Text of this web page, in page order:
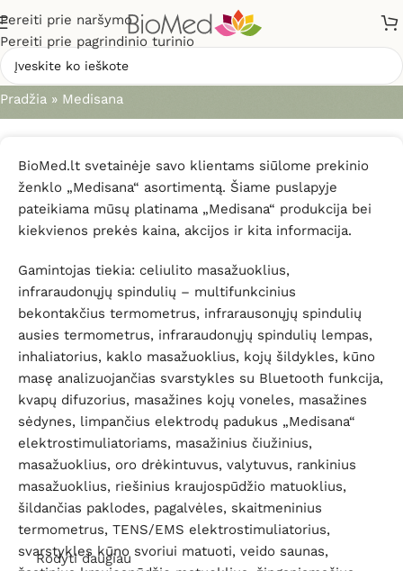
Pereiti prie naršymo
Pereiti prie pagrindinio turinio
Medisana
Pradžia » Medisana
BioMed.lt svetainėje savo klientams siūlome prekinio
ženklo „Medisana“ asortimentą. Šiame puslapyje
pateikiama mūsų platinama „Medisana“ produkcija bei
kiekvienos prekės kaina, akcijos ir kita informacija.
Gamintojas tiekia: celiulito masažuoklius,
infraraudonųjų spindulių – multifunkcinius
bekontakčius termometrus, infrarausonųjų spindulių
ausies termometrus, infraraudonųjų spindulių lempas,
inhaliatorius, kaklo masažuoklius, kojų šildykles, kūno
masę analizuojančias svarstykles su Bluetooth funkcija,
kvapų difuzorius, masažines kojų voneles, masažines
sėdynes, limpančius elektrodų padukus „Medisana“
elektrostimuliatoriams, masažinius čiužinius,
masažuoklius, oro drėkintuvus, valytuvus, rankinius
masažuoklius, riešinius kraujospūdžio matuoklius,
šildančias paklodes, pagalvėles, skaitmeninius
termometrus, TENS/EMS elektrostimuliatorius,
svarstykles kūno svoriui matuoti, veido saunas,
Rodyti daugiau